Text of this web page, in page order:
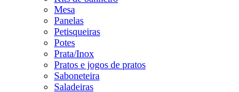
Mesa
Panelas
Petisqueiras
Potes
Prata/Inox
Pratos e jogos de pratos
Saboneteira
Saladeiras